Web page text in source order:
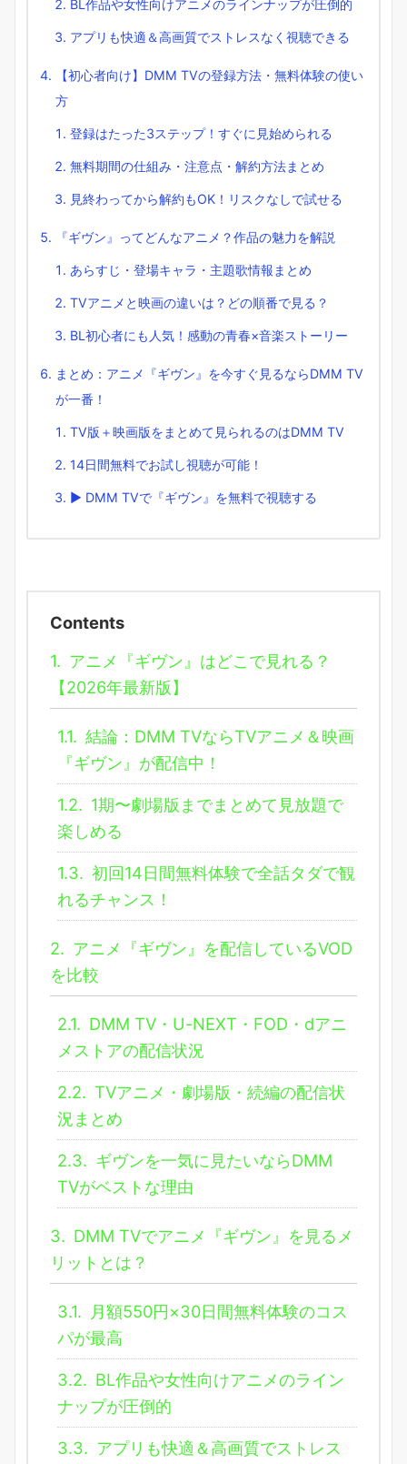
BL作品や女性向けアニメのラインナップが圧倒的
アプリも快適＆高画質でストレスなく視聴できる
【初心者向け】DMM TVの登録方法・無料体験の使い
方
登録はたった3ステップ！すぐに見始められる
無料期間の仕組み・注意点・解約方法まとめ
見終わってから解約もOK！リスクなしで試せる
『ギヴン』ってどんなアニメ？作品の魅力を解説
あらすじ・登場キャラ・主題歌情報まとめ
TVアニメと映画の違いは？どの順番で見る？
BL初心者にも人気！感動の青春×音楽ストーリー
まとめ：アニメ『ギヴン』を今すぐ見るならDMM TV
が一番！
TV版＋映画版をまとめて見られるのはDMM TV
14日間無料でお試し視聴が可能！
▶ DMM TVで『ギヴン』を無料で視聴する
Contents
1. アニメ『ギヴン』はどこで見れる？
【2026年最新版】
1.1. 結論：DMM TVならTVアニメ＆映画
『ギヴン』が配信中！
1.2. 1期〜劇場版までまとめて見放題で
楽しめる
1.3. 初回14日間無料体験で全話タダで観
れるチャンス！
2. アニメ『ギヴン』を配信しているVOD
を比較
2.1. DMM TV・U-NEXT・FOD・dアニ
メストアの配信状況
2.2. TVアニメ・劇場版・続編の配信状
況まとめ
2.3. ギヴンを一気に見たいならDMM
TVがベストな理由
3. DMM TVでアニメ『ギヴン』を見るメ
リットとは？
3.1.
月額550円×30日間無料体験のコス
パが最高
3.2. BL作品や女性向けアニメのライン
ナップが圧倒的
3.3. アプリも快適＆高画質でストレス